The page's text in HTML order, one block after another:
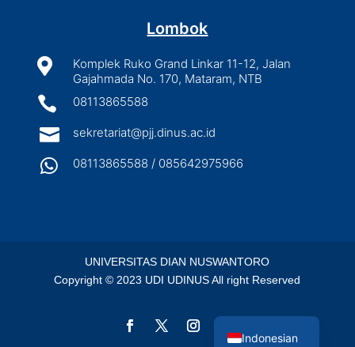
Lombok

Komplek Ruko Grand Linkar 11-12, Jalan
Gajahmada No. 170, Mataram, NTB
 08113865588
 sekretariat@pjj.dinus.ac.id
 08113865588 / 085642975966
UNIVERSITAS DIAN NUSWANTORO
Copyright © 2023 UDI UDINUS All right Reserved
Indonesian